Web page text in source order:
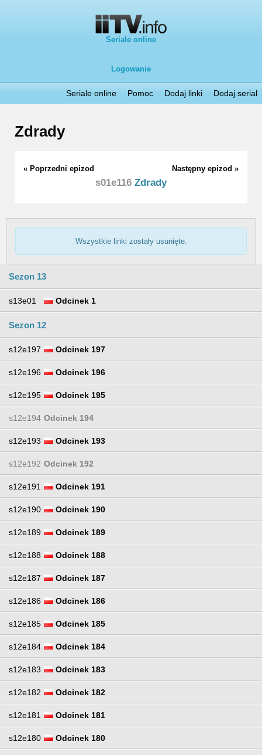
Seriale online
Logowanie
Seriale online Pomoc Dodaj linki Dodaj serial
Zdrady
« Poprzedni epizod Następny epizod »
s01e116 Zdrady
Wszystkie linki zostały usunięte.
Sezon 13
s13e01 Odcinek 1
Sezon 12
s12e197 Odcinek 197
s12e196 Odcinek 196
s12e195 Odcinek 195
s12e194 Odcinek 194
s12e193 Odcinek 193
s12e192 Odcinek 192
s12e191 Odcinek 191
s12e190 Odcinek 190
s12e189 Odcinek 189
s12e188 Odcinek 188
s12e187 Odcinek 187
s12e186 Odcinek 186
s12e185 Odcinek 185
s12e184 Odcinek 184
s12e183 Odcinek 183
s12e182 Odcinek 182
s12e181 Odcinek 181
s12e180 Odcinek 180